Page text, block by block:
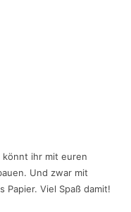
könnt ihr mit euren
Und zwar mit
Papier. Viel Spaß damit!